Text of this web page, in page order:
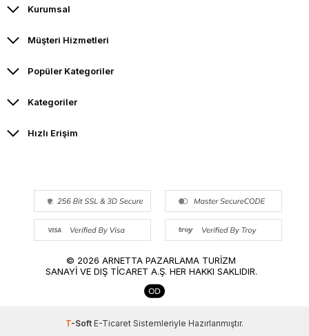
Kurumsal
Müşteri Hizmetleri
Popüler Kategoriler
Kategoriler
Hızlı Erişim
© 2026 ARNETTA PAZARLAMA TURİZM
SANAYİ VE DIŞ TİCARET A.Ş. HER HAKKI SAKLIDIR.
T-Soft E-Ticaret Sistemleriyle Hazırlanmıştır.